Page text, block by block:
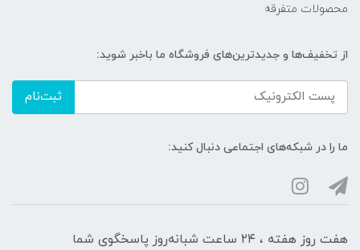
محصولات متفرقه
از تخفیف‌ها و جدیدترین‌های فروشگاه ما باخبر شوید:
ثبت‌نام
ما را در شبکه‌های اجتماعی دنبال کنید:
هفت روز هفته ، ۲۴ ساعت شبانه‌روز پاسخگوی شما